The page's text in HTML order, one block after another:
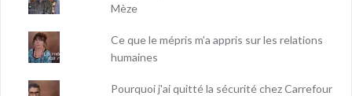
Mèze
Ce que le mépris m’a appris sur les relations
humaines
Pourquoi j'ai quitté la sécurité chez Carrefour